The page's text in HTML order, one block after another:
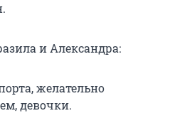
и Александра:
желательно
девочки.